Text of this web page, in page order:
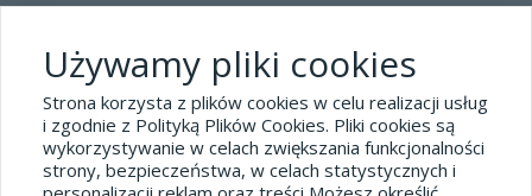
Polityka prywatności i pliki cookies
Blog
Dane kontaktowe
tel.32 445-74-07
Używamy pliki cookies
Strona korzysta z plików cookies w celu realizacji usług
i zgodnie z Polityką Plików Cookies. Pliki cookies są
wykorzystywanie w celach zwiększania funkcjonalności
strony, bezpieczeństwa, w celach statystycznych i